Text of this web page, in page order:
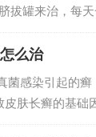
拔罐来治，每
都长在脸部
么治
菌感染引起的
肤长癣的基础
因素，比如有